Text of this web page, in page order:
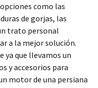
como las
de gorjas, las
trato personal
a la mejor solución.
que llevamos un
y accesorios para
motor de una persiana